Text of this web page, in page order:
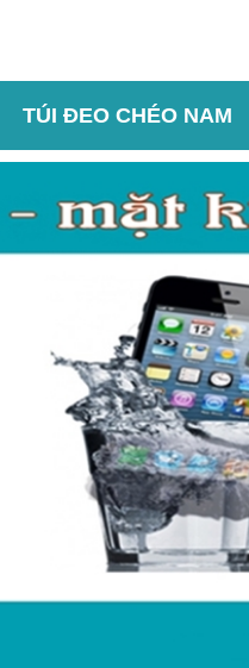
TÚI ĐEO CHÉO NAM